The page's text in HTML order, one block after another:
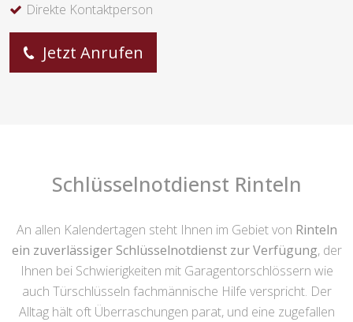
Direkte Kontaktperson
Jetzt Anrufen
Schlüsselnotdienst Rinteln
An allen Kalendertagen steht Ihnen im Gebiet von Rinteln
ein zuverlässiger Schlüsselnotdienst zur Verfügung, der
Ihnen bei Schwierigkeiten mit Garagentorschlössern wie
auch Türschlüsseln fachmännische Hilfe verspricht. Der
Alltag hält oft Überraschungen parat, und eine zugefallen